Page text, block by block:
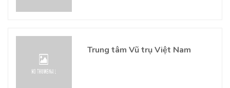
Trung tâm Vũ trụ Việt Nam